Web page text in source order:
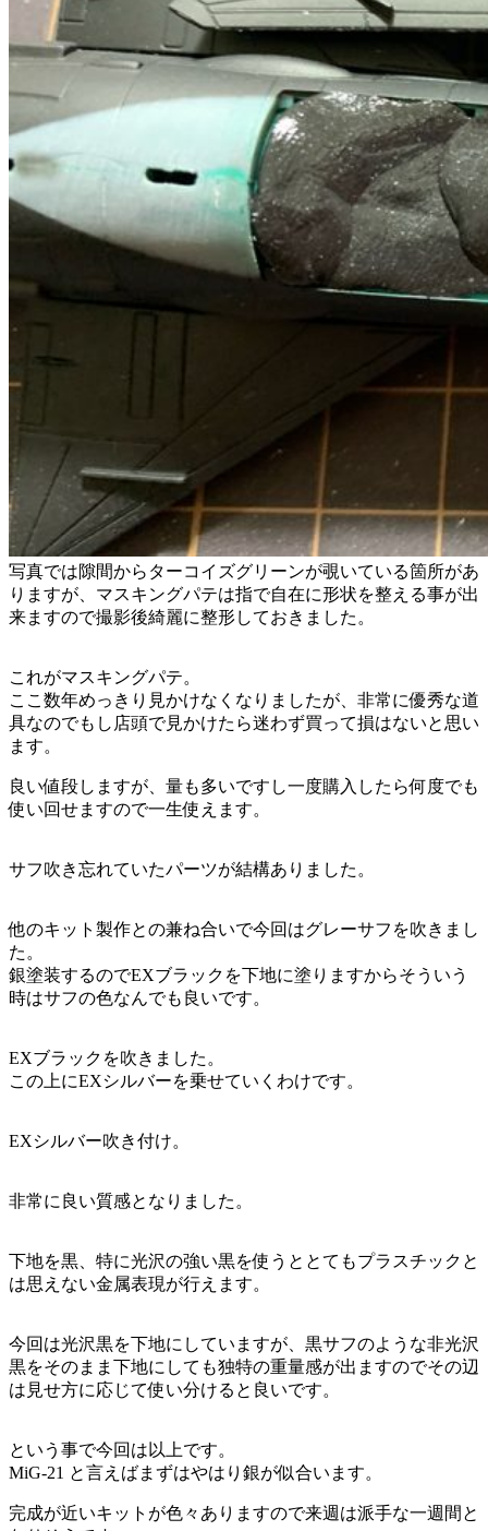
写真では隙間からターコイズグリーンが覗いている箇所があ
りますが、マスキングパテは指で自在に形状を整える事が出
来ますので撮影後綺麗に整形しておきました。
これがマスキングパテ。
ここ数年めっきり見かけなくなりましたが、非常に優秀な道
具なのでもし店頭で見かけたら迷わず買って損はないと思い
ます。
良い値段しますが、量も多いですし一度購入したら何度でも
使い回せますので一生使えます。
サフ吹き忘れていたパーツが結構ありました。
他のキット製作との兼ね合いで今回はグレーサフを吹きまし
た。
銀塗装するのでEXブラックを下地に塗りますからそういう
時はサフの色なんでも良いです。
EXブラックを吹きました。
この上にEXシルバーを乗せていくわけです。
EXシルバー吹き付け。
非常に良い質感となりました。
下地を黒、特に光沢の強い黒を使うととてもプラスチックと
は思えない金属表現が行えます。
今回は光沢黒を下地にしていますが、黒サフのような非光沢
黒をそのまま下地にしても独特の重量感が出ますのでその辺
は見せ方に応じて使い分けると良いです。
という事で今回は以上です。
MiG-21 と言えばまずはやはり銀が似合います。
完成が近いキットが色々ありますので来週は派手な一週間と